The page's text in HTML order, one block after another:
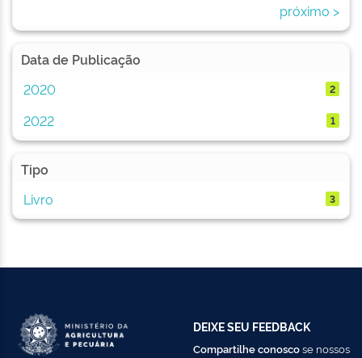
próximo >
Data de Publicação
2020
2
2022 1
Tipo
Livro
3
DEIXE SEU FEEDBACK
Compartilhe conoscose nossos